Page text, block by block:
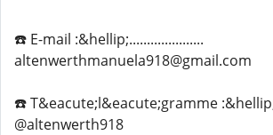
☎️ E-mail :&hellip;.....................
altenwerthmanuela918@gmail.com
☎️ T&eacute;l&eacute;gramme
@altenwerth918